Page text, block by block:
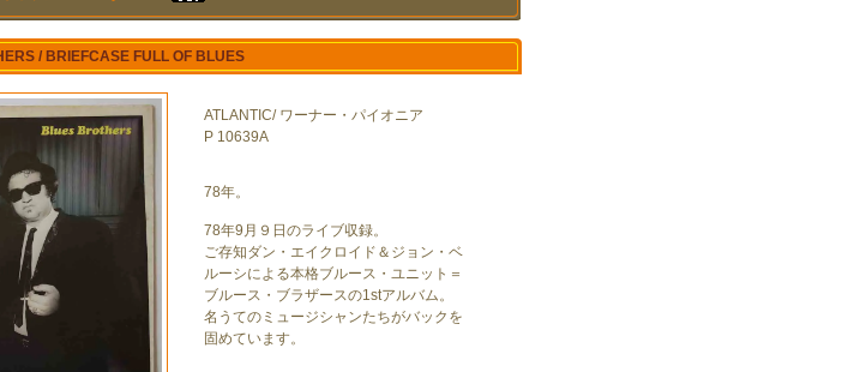
/ BRIEFCASE FULL OF BLUES
ATLANTIC/ ワーナー・パイオニア
P 10639A
78年。
78年9月９日のライブ収録。
ご存知ダン・エイクロイド＆ジョン・ベ
ルーシによる本格ブルース・ユニット＝
ブルース・ブラザースの1stアルバム。
名うてのミュージシャンたちがバックを
固めています。